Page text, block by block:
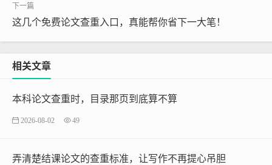
这几个免费论文查重入口，真能帮你省下一大笔！
相关文章
本科论文查重时，目录那页到底算不算
2026-08-02 49
弄清楚结课论文的查重标准，让写作不再提心吊胆